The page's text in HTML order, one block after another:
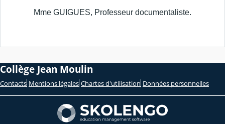
Mme GUIGUES, Professeur documentaliste.
Collège Jean Moulin
Contacts Mentions légales Chartes d'utilisation Données personnelles